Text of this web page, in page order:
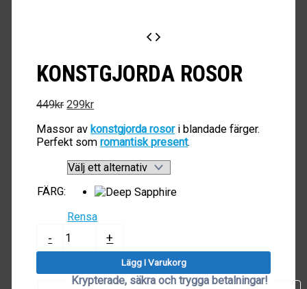
KONSTGJORDA ROSOR
449krDet
priset
var:
299krDet
priset
är:
Massor avkonstgjorda rosori blandade färger.
Perfekt somromantisk present.
FÄRG:
Rensa
-
Rosor
mängd
+
Lägg I Varukorg
Krypterade, säkra och trygga betalningar!